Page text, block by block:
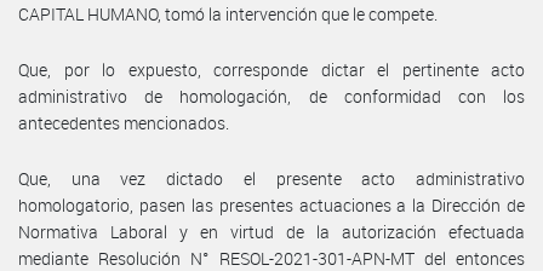
CAPITAL HUMANO, tomó la intervención que le compete.
Que, por lo expuesto, corresponde dictar el pertinente acto
administrativo de homologación, de conformidad con los
antecedentes mencionados.
Que, una vez dictado el presente acto administrativo
homologatorio, pasen las presentes actuaciones a la Dirección de
Normativa Laboral y en virtud de la autorización efectuada
mediante Resolución N° RESOL-2021-301-APN-MT del entonces